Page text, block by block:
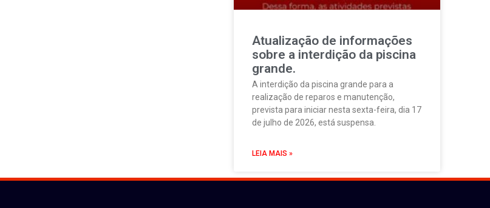
Atualização de informações
sobre a interdição da piscina
grande.
A interdição da piscina grande para a
realização de reparos e manutenção,
prevista para iniciar nesta sexta-feira, dia 17
de julho de 2026, está suspensa.
LEIA MAIS »